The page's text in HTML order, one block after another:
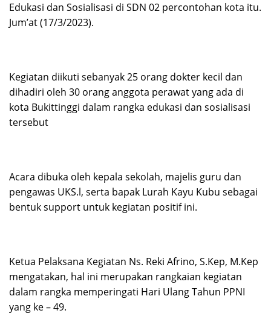
Edukasi dan Sosialisasi di SDN 02 percontohan kota itu.
Jum’at (17/3/2023).
Kegiatan diikuti sebanyak 25 orang dokter kecil dan
dihadiri oleh 30 orang anggota perawat yang ada di
kota Bukittinggi dalam rangka edukasi dan sosialisasi
tersebut
Acara dibuka oleh kepala sekolah, majelis guru dan
pengawas UKS.l, serta bapak Lurah Kayu Kubu sebagai
bentuk support untuk kegiatan positif ini.
Ketua Pelaksana Kegiatan Ns. Reki Afrino, S.Kep, M.Kep
mengatakan, hal ini merupakan rangkaian kegiatan
dalam rangka memperingati Hari Ulang Tahun PPNI
yang ke – 49.